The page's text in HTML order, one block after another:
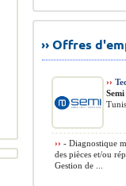
›› Offres
››
Semi
›› - Diagnostique
des pièces et/ou
Gestion de ...